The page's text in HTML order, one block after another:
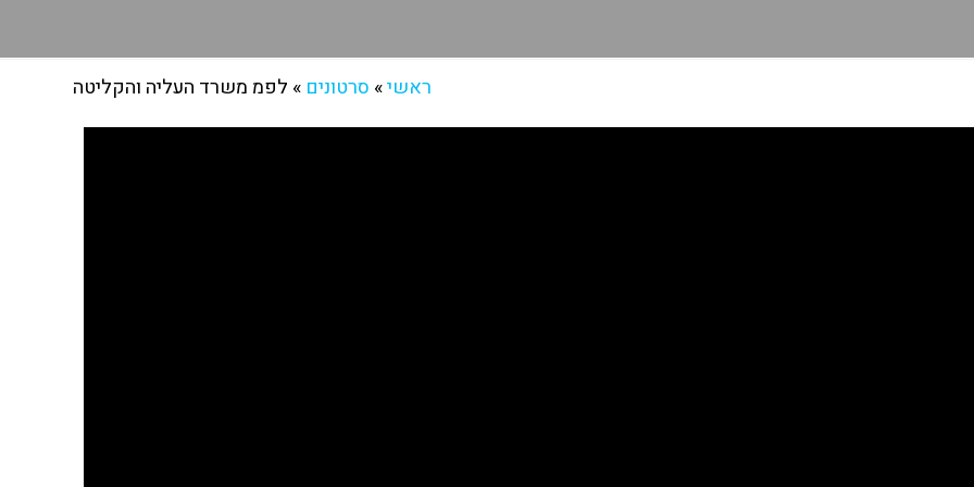
ראשי» סרטונים » לפמ משרד העליה והקליטה